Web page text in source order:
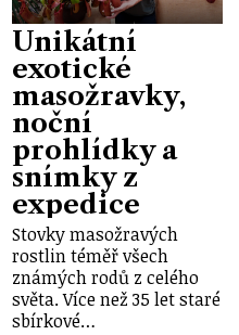
Unikátní
exotické
masožravky,
noční
prohlídky a
snímky z
expedice
Stovky masožravých
rostlin téměř všech
známých rodů z celého
světa. Více než 35 let staré
sbírkové…